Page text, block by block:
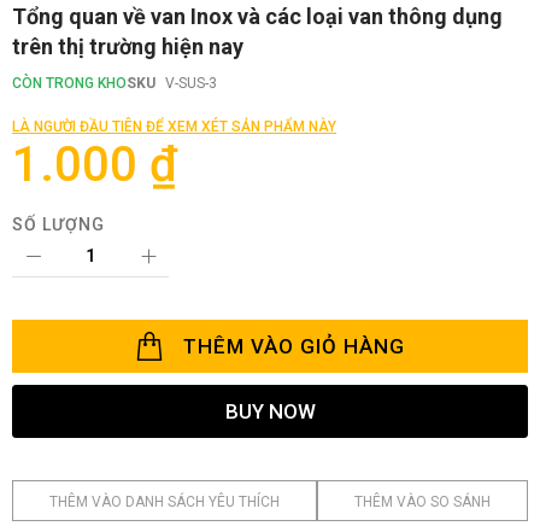
Chuyển
đến
phần
đầu
của
thư
viện
hình
Tổng quan về van Inox và các loại van thông dụng
trên thị trường hiện nay
CÒN TRONG KHOSKU V-SUS-3
LÀ NGƯỜI ĐẦU TIÊN ĐỂ XEM XÉT SẢN PHẨM NÀY
1.000 ₫
SỐ LƯỢNG
THÊM VÀO GIỎ HÀNG
BUY NOW
THÊM VÀO DANH SÁCH YÊU THÍCH THÊM VÀO SO SÁNH